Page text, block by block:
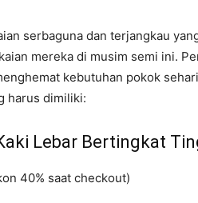
serbaguna dan terjangkau
mereka di musim semi ini.
kebutuhan pokok
harus dimiliki:
Lebar Bertingkat
40% saat checkout)